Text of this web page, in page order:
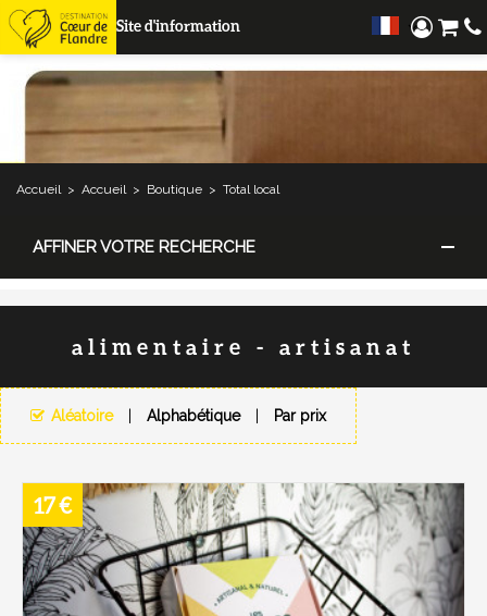
Site d'information
Accueil > Accueil > Boutique > Total local
AFFINER VOTRE RECHERCHE
alimentaire - artisanat
Aléatoire Alphabétique Par prix
17 €